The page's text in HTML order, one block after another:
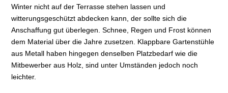
Winter nicht auf der Terrasse stehen lassen und
witterungsgeschützt abdecken kann, der sollte sich die
Anschaffung gut überlegen. Schnee, Regen und Frost können
dem Material über die Jahre zusetzen. Klappbare Gartenstühle
aus Metall haben hingegen denselben Platzbedarf wie die
Mitbewerber aus Holz, sind unter Umständen jedoch noch
leichter.